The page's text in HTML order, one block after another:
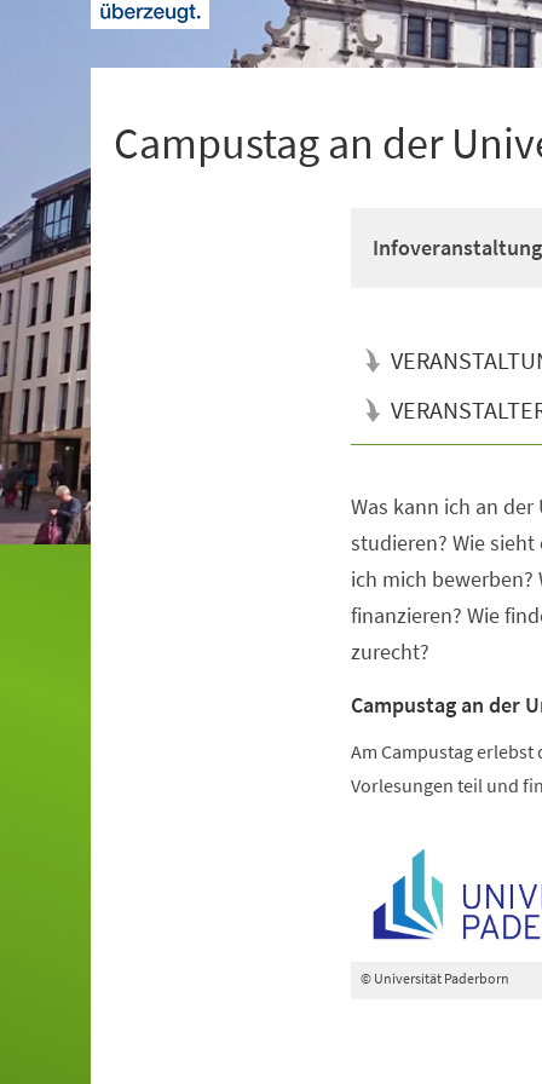
Campustag an der
Was kann ich an
studieren? Wie sieht
ich mich
finanzieren? Wie
zurecht?
Campustag an der
Am Campustag
Vorlesungen teil und
© Universität Paderborn